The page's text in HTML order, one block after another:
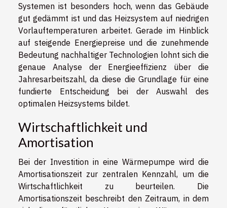
Systemen ist besonders hoch, wenn das Gebäude
gut gedämmt ist und das Heizsystem auf niedrigen
Vorlauftemperaturen arbeitet. Gerade im Hinblick
auf steigende Energiepreise und die zunehmende
Bedeutung nachhaltiger Technologien lohnt sich die
genaue Analyse der Energieeffizienz über die
Jahresarbeitszahl, da diese die Grundlage für eine
fundierte Entscheidung bei der Auswahl des
optimalen Heizsystems bildet.
Wirtschaftlichkeit und
Amortisation
Bei der Investition in eine Wärmepumpe wird die
Amortisationszeit zur zentralen Kennzahl, um die
Wirtschaftlichkeit zu beurteilen. Die
Amortisationszeit beschreibt den Zeitraum, in dem